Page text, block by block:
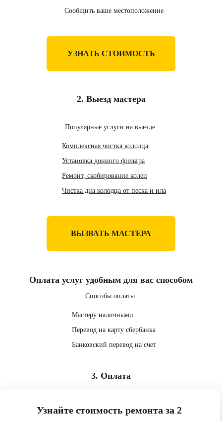
Сообщить ваше местоположение
УЗНАТЬ СТОИМОСТЬ
2. Выезд мастера
Популярные услуги на выезде:
Комплексная чистка колодца
Установка донного фильтра
Ремонт, скобирование колец
Чистка дна колодца от песка и ила
ВЫЗВАТЬ МАСТЕРА
3. Оплата
Узнайте стоимость ремонта за 2
Оплата услуг удобным для вас способом
Способы оплаты:
Мастеру наличными
Перевод на карту сбербанка
Банковский перевод на счет